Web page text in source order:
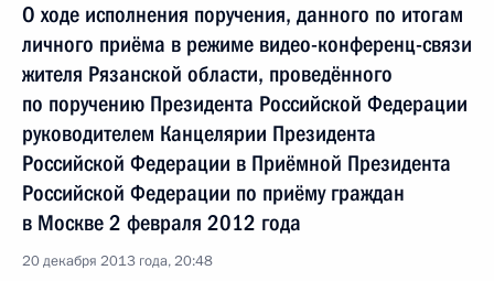
О ходе исполнения поручения, данного по итогам
личного приёма в режиме видео-конференц-связи
жителя Рязанской области, проведённого
по поручению Президента Российской Федерации
руководителем Канцелярии Президента
Российской Федерации в Приёмной Президента
Российской Федерации по приёму граждан
в Москве 2 февраля 2012 года
20 декабря 2013 года, 20:48